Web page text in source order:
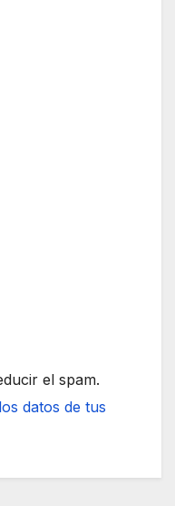
el spam.
datos de tus